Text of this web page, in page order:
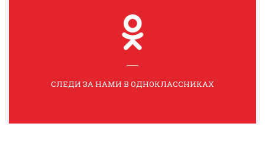
СЛЕДИ ЗА НАМИ В ОДНОКЛАССНИКАХ